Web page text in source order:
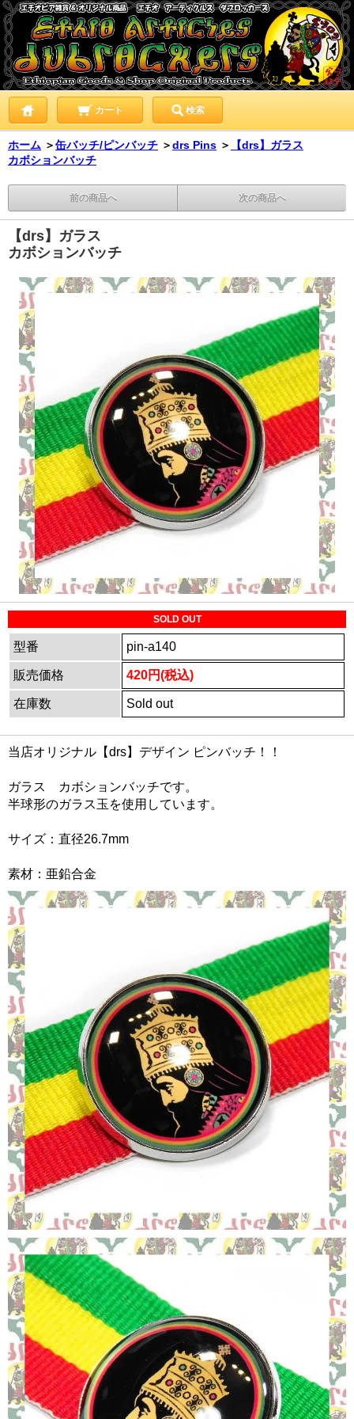
カート 検索
ホーム ＞缶バッチ/ピンバッチ ＞drs Pins ＞
【drs】ガラス
カボションバッチ
前の商品へ 次の商品へ
【drs】ガラス
カボションバッチ
SOLD OUT
型番 pin-a140
販売価格 420円(税込)
在庫数 Sold out
当店オリジナル【drs】デザイン ピンバッチ！！
ガラス カボションバッチです。
半球形のガラス玉を使用しています。
サイズ：直径26.7mm
素材：亜鉛合金